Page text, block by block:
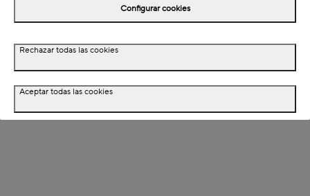
Detalles del producto
Descripción
Dimensiones
Configurar cookies
Rechazar todas las cookies
Aceptar todas las cookies